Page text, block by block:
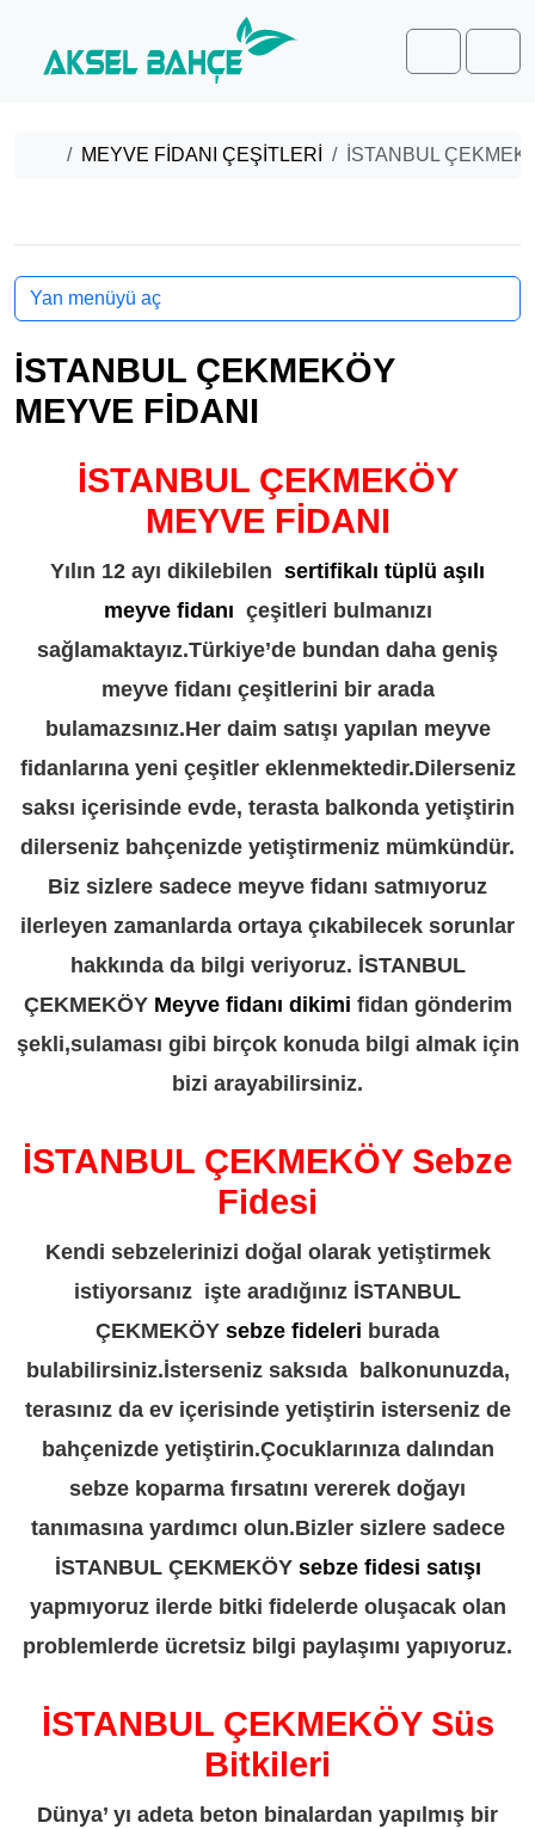
Cart
Home
MEYVE FİDANI ÇEŞİTLERİ İSTANBUL
İSTANBUL ÇEKMEKÖY
MEYVE FİDANI
İSTANBUL ÇEKMEKÖY
MEYVE FİDANI
Yılın 12 ayı dikilebilen sertifikalı tüplü aşılı
meyve fidanı çeşitleri bulmanızı
sağlamaktayız.Türkiye’de bundan daha geniş
meyve fidanı çeşitlerini bir arada
bulamazsınız.Her daim satışı yapılan meyve
fidanlarına yeni çeşitler eklenmektedir.Dilerseniz
saksı içerisinde evde, terasta balkonda yetiştirin
dilerseniz bahçenizde yetiştirmeniz mümkündür.
Biz sizlere sadece meyve fidanı satmıyoruz
ilerleyen zamanlarda ortaya çıkabilecek sorunlar
hakkında da bilgi veriyoruz. İSTANBUL
ÇEKMEKÖY Meyve fidanı dikimi fidan gönderim
şekli,sulaması gibi birçok konuda bilgi almak için
bizi arayabilirsiniz.
İSTANBUL ÇEKMEKÖY Sebze
Fidesi
Kendi sebzelerinizi doğal olarak yetiştirmek
istiyorsanız işte aradığınız İSTANBUL
ÇEKMEKÖY sebze fideleri burada
bulabilirsiniz.İsterseniz saksıda balkonunuzda,
terasınız da ev içerisinde yetiştirin isterseniz de
bahçenizde yetiştirin.Çocuklarınıza dalından
sebze koparma fırsatını vererek doğayı
tanımasına yardımcı olun.Bizler sizlere sadece
İSTANBUL ÇEKMEKÖY sebze fidesi satışı
yapmıyoruz ilerde bitki fidelerde oluşacak olan
problemlerde ücretsiz bilgi paylaşımı yapıyoruz.
İSTANBUL ÇEKMEKÖY Süs
Bitkileri
Dünya’ yı adeta beton binalardan yapılmış bir
Yan menüyü aç